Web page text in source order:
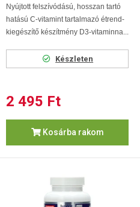
Nyújtott felszívódású, hosszan tartó
hatású C-vitamint tartalmazó étrend-
kiegészítő készítmény D3-vitaminna...
Készleten
2 495 Ft
Kosárba rakom